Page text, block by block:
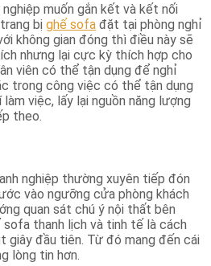
muốn gắn kết và kết nối
bị ghế sofa đặt tại phòng nghỉ
không gian đóng thì điều này sẽ
nhưng lại cực kỳ thích hợp cho
viên có thể tận dụng để nghỉ
trong công việc có thể tận dụng
việc, lấy lại nguồn năng lượng
theo.
nghiệp thường xuyên tiếp đón
vào ngưỡng cửa phòng khách
quan sát chú ý nội thất bên
thanh lịch và tinh tế là cách
giây đầu tiên. Từ đó mang đến cái
lòng tin hơn.